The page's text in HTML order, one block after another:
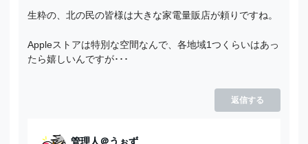
生粋の、北の民の皆様は大きな家電量販店が頼りですね。
Appleストアは特別な空間なんで、各地域1つくらいはあっ
たら嬉しいんですが･･･
返信する
管理人＠うぉず